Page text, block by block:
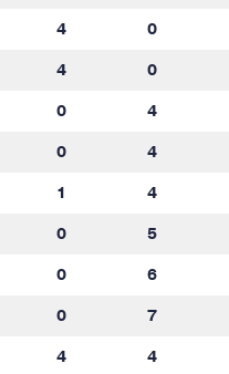
4 0
4 0
0 4
0 4
1 4
0 5
0 6
0 7
4 4